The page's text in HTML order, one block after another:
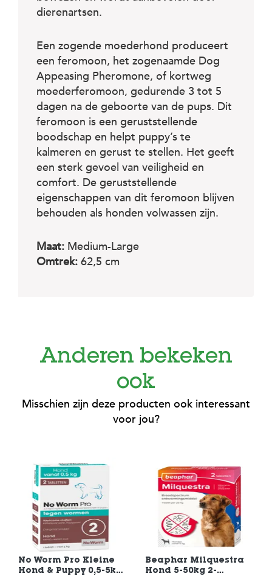
dierenartsen.
Een zogende moederhond produceert
een feromoon, het zogenaamde Dog
Appeasing Pheromone, of kortweg
moederferomoon, gedurende 3 tot 5
dagen na de geboorte van de pups. Dit
feromoon is een geruststellende
boodschap en helpt puppy’s te
kalmeren en gerust te stellen. Het geeft
een sterk gevoel van veiligheid en
comfort. De geruststellende
eigenschappen van dit feromoon blijven
behouden als honden volwassen zijn.
Maat: Medium-Large
Omtrek: 62,5 cm
Anderen bekeken
ook
Misschien zijn deze producten ook interessant
voor jou?
No Worm Pro Kleine
Hond & Puppy 0,5-5kg
Beaphar Milquestra
Hond 5-50kg 2-